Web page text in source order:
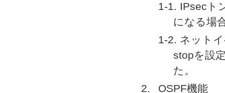
1-1. IPsecト
になる場
1-2. ネット
stopを設
た。
OSPF機能